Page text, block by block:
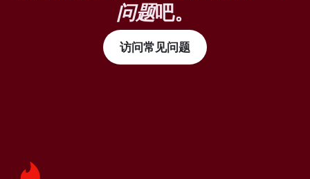
问题吧。
访问常见问题